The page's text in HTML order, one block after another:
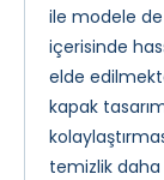
ile modele
içerisinde
elde
kapak
temizlik daha